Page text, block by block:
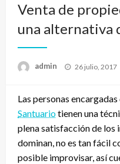
Venta de
una alternativa
admin
Publicado
26 julio, 2017
Las personas encargadas
Santuariotienen una
plena satisfacción de los
dominan, no es tan fácil
posible improvisar, así